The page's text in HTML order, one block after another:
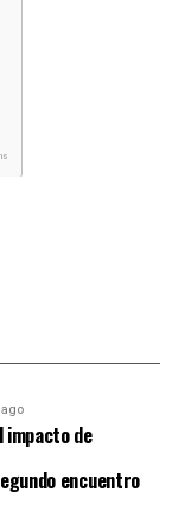
impacto de
encuentro